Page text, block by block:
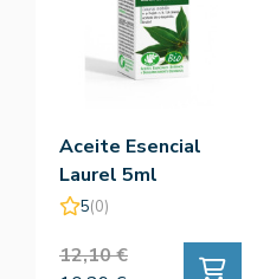
Aceite Esencial
Laurel 5ml
5(0)
12,10 €